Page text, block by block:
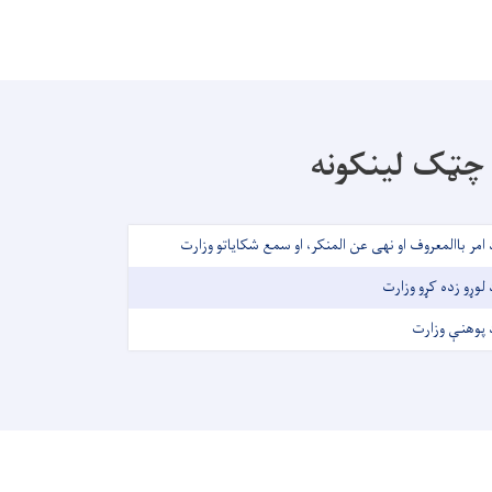
چټک لینکونه
امر باالمعروف او نهی عن المنکر، او سمع شکایاتو وزارت
لوړو زده کړو وزارت
پوهنې وزارت